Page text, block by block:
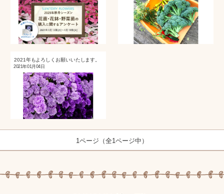
2021年もよろしくお願いいたします。
2021年01月04日
1ページ（全1ページ中）